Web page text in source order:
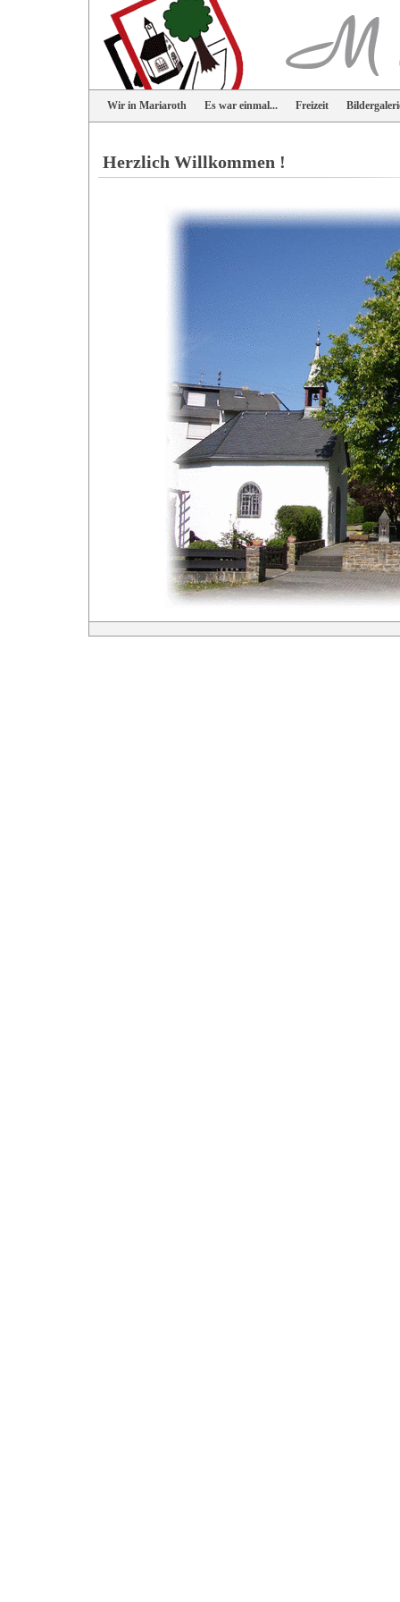
Wir in Mariaroth Es war einmal... Freizeit
Herzlich Willkommen !